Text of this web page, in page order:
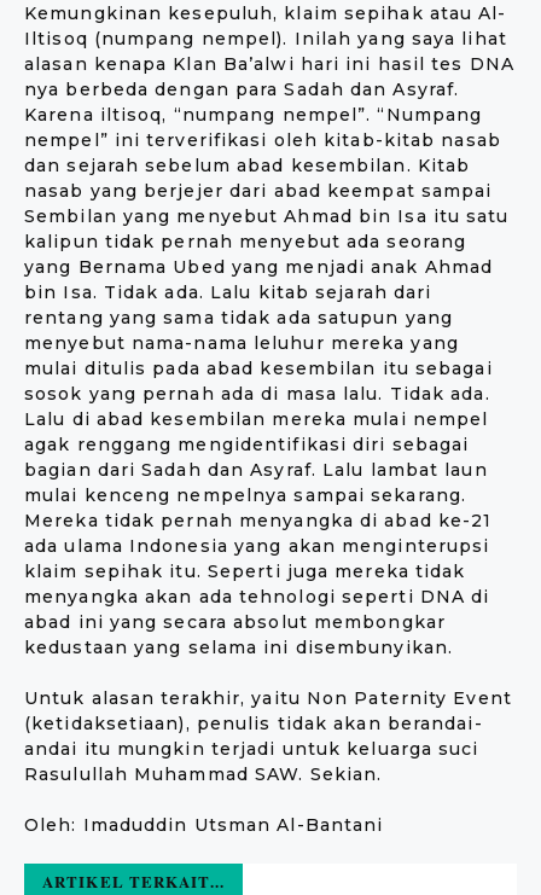
Kemungkinan kesepuluh, klaim sepihak atau Al-
Iltisoq (numpang nempel). Inilah yang saya lihat
alasan kenapa Klan Ba’alwi hari ini hasil tes DNA
nya berbeda dengan para Sadah dan Asyraf.
Karena iltisoq, “numpang nempel”. “Numpang
nempel” ini terverifikasi oleh kitab-kitab nasab
dan sejarah sebelum abad kesembilan. Kitab
nasab yang berjejer dari abad keempat sampai
Sembilan yang menyebut Ahmad bin Isa itu satu
kalipun tidak pernah menyebut ada seorang
yang Bernama Ubed yang menjadi anak Ahmad
bin Isa. Tidak ada. Lalu kitab sejarah dari
rentang yang sama tidak ada satupun yang
menyebut nama-nama leluhur mereka yang
mulai ditulis pada abad kesembilan itu sebagai
sosok yang pernah ada di masa lalu. Tidak ada.
Lalu di abad kesembilan mereka mulai nempel
agak renggang mengidentifikasi diri sebagai
bagian dari Sadah dan Asyraf. Lalu lambat laun
mulai kenceng nempelnya sampai sekarang.
Mereka tidak pernah menyangka di abad ke-21
ada ulama Indonesia yang akan menginterupsi
klaim sepihak itu. Seperti juga mereka tidak
menyangka akan ada tehnologi seperti DNA di
abad ini yang secara absolut membongkar
kedustaan yang selama ini disembunyikan.
Untuk alasan terakhir, yaitu Non Paternity Event
(ketidaksetiaan), penulis tidak akan berandai-
andai itu mungkin terjadi untuk keluarga suci
Rasulullah Muhammad SAW. Sekian.
Oleh: Imaduddin Utsman Al-Bantani
ARTIKEL TERKAIT...